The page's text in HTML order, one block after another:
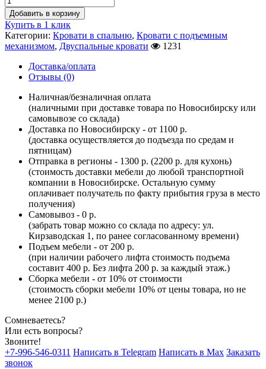
Добавить в корзину
Купить в 1 клик
Категории: Кровати в спальню, Кровати с подъемным
механизмом, Двуспальные кровати
1231
Доставка/оплата
Отзывы (0)
Наличная/безналичная оплата
(наличными при доставке товара по Новосибирску или
самовывозе со склада)
Доставка по Новосибирску - от 1100 р.
(доставка осуществляется до подъезда по средам и
пятницам)
Отправка в регионы - 1300 р. (2200 р. для кухонь)
(стоимость доставки мебели до любой транспортной
компании в Новосибирске. Остальную сумму
оплачивает получатель по факту прибытия груза в место
получения)
Самовывоз - 0 р.
(забрать товар можно со склада по адресу: ул.
Кирзаводская 1, по ранее согласованному времени)
Подъем мебели - от 200 р.
(при наличии рабочего лифта стоимость подъема
составит 400 р. Без лифта 200 р. за каждый этаж.)
Сборка мебели - от 10% от стоимости
(стоимость сборки мебели 10% от цены товара, но не
менее 2100 р.)
Сомневаетесь?
Или есть вопросы?
Звоните!
+7-996-546-0311 Написать в Telegram Написать в Max Заказать
звонок